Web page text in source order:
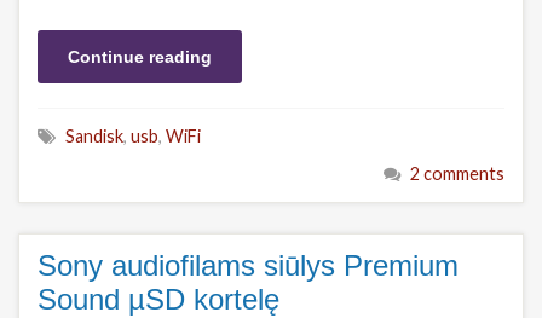
Continue reading
Sandisk, usb, WiFi
2 comments
Sony audiofilams siūlys Premium
Sound µSD kortelę